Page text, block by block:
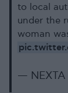
to local
under the
woman
— NEXTA